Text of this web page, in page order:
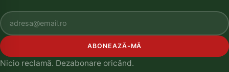
ABONEAZĂ-MĂ
Nicio reclamă. Dezabonare oricând.